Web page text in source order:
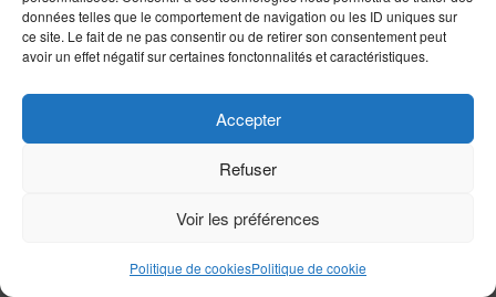
données telles que le comportement de navigation ou les ID uniques sur
ce site. Le fait de ne pas consentir ou de retirer son consentement peut
avoir un effet négatif sur certaines fonctonnalités et caractéristiques.
Accepter
Refuser
Voir les préférences
Politique de cookiesPolitique de cookie